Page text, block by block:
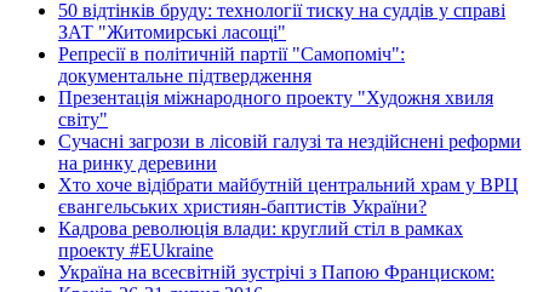
50 відтінків бруду: технології тиску на суддів у справі
ЗАТ "Житомирські ласощі"
Репресії в політичній партії "Самопоміч":
документальне підтвердження
Презентація міжнародного проекту "Художня хвиля
світу"
Сучасні загрози в лісовій галузі та нездійснені реформи
на ринку деревини
Хто хоче відібрати майбутній центральний храм у ВРЦ
євангельських християн-баптистів України?
Кадрова революція влади: круглий стіл в рамках
проекту #EUkraine
Україна на всесвітній зустрічі з Папою Франциском: